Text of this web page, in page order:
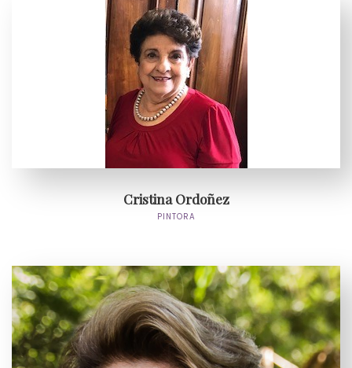
Cristina Ordoñez
PINTORA